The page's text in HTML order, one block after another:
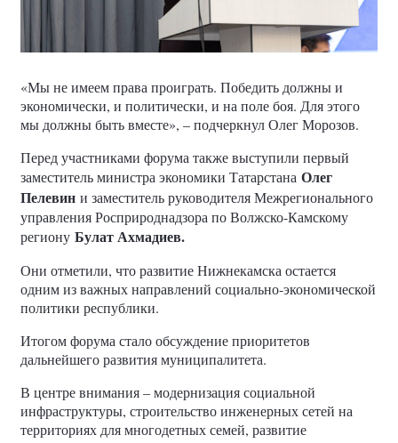
«Мы не имеем права проиграть. Победить должны и
экономически, и политически, и на поле боя. Для этого
мы должны быть вместе», – подчеркнул Олег Морозов.
Перед участниками форума также выступили первый
заместитель министра экономики Татарстана Олег
Пелевин и заместитель руководителя Межрегионального
управления Росприроднадзора по Волжско-Камскому
региону Булат Ахмадиев.
Они отметили, что развитие Нижнекамска остается
одним из важных направлений социально-экономической
политики республики.
Итогом форума стало обсуждение приоритетов
дальнейшего развития муниципалитета.
В центре внимания – модернизация социальной
инфраструктуры, строительство инженерных сетей на
территориях для многодетных семей, развитие